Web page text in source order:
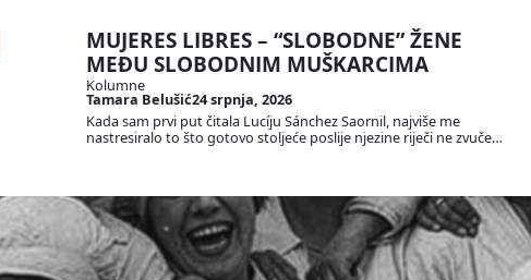
MUJERES LIBRES – “SLOBODNE” ŽENE
MEĐU SLOBODNIM MUŠKARCIMA
Kolumne
Tamara Belušić24 srpnja, 2026
Kada sam prvi put čitala Lucíju Sánchez Saornil, najviše me
nastresiralo to što gotovo stoljeće poslije njezine riječi ne zvuče…
ŠTO JE CRVENO-CRNA ZASTAVA I ZAŠTO
NAM JE VAŽNA?
Kolumne
Franko Burolo1 svibnja, 2026